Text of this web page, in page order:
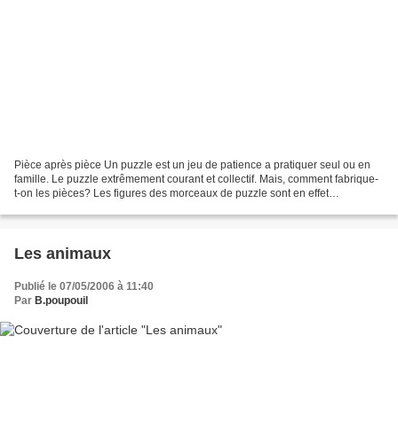
Pièce après pièce Un puzzle est un jeu de patience a pratiquer seul ou en
famille. Le puzzle extrêmement courant et collectif. Mais, comment fabrique-
t-on les pièces? Les figures des morceaux de puzzle sont en effet
Les animaux
Publié le 07/05/2006 à 11:40
Par B.poupouil